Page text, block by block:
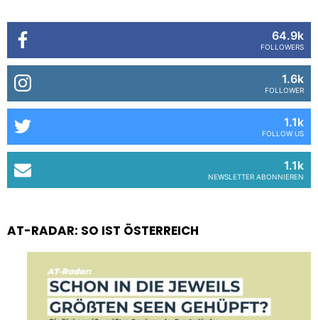
64.9k
FOLLOWERS
1.6k
FOLLOWER
1.1k
FOLLOW US
1.1k
NEWSLETTER ABONNIEREN
AT-RADAR: SO IST ÖSTERREICH